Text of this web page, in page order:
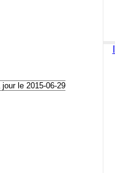
le 2015-06-29